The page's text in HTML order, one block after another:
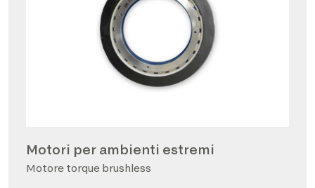
Motori per ambienti estremi
Motore torque brushless